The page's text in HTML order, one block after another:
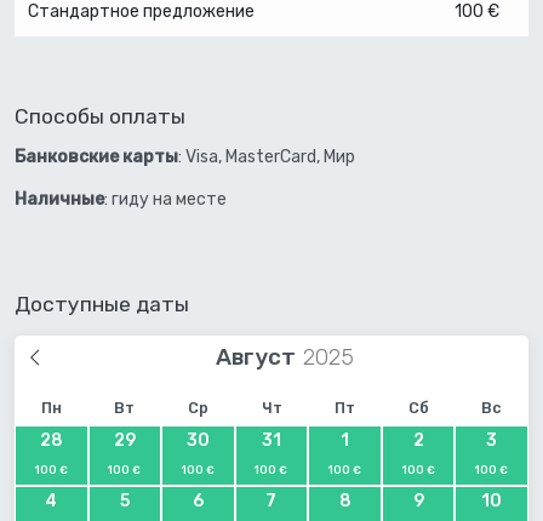
Стандартное предложение 100 €
Способы оплаты
Банковские карты: Visa, MasterCard, Мир
Наличные: гиду на месте
Доступные даты
Август
Пн Вт Ср Чт Пт Сб Вс
28
100 €
29
100 €
30
100 €
31
100 €
1
100 €
2
100 €
3
100 €
4 5 6 7 8 9 10